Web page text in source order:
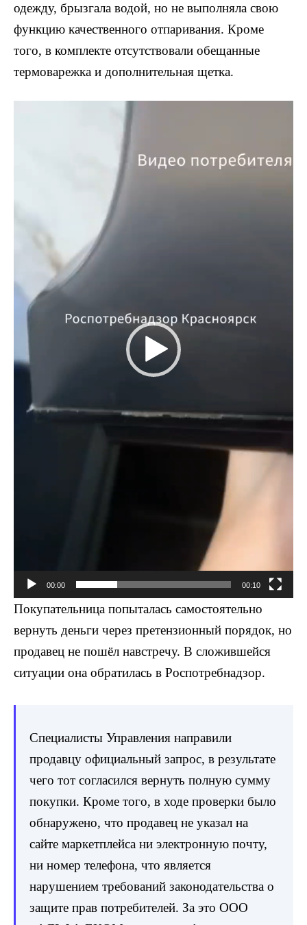
одежду, брызгала водой, но не выполняла свою
функцию качественного отпаривания. Кроме
того, в комплекте отсутствовали обещанные
термоварежка и дополнительная щетка.
00:00 00:10
Покупательница попыталась самостоятельно
вернуть деньги через претензионный порядок, но
продавец не пошёл навстречу. В сложившейся
ситуации она обратилась в Роспотребнадзор.
Специалисты Управления направили
продавцу официальный запрос, в результате
чего тот согласился вернуть полную сумму
покупки. Кроме того, в ходе проверки было
обнаружено, что продавец не указал на
сайте маркетплейса ни электронную почту,
ни номер телефона, что является
нарушением требований законодательства о
защите прав потребителей. За это ООО